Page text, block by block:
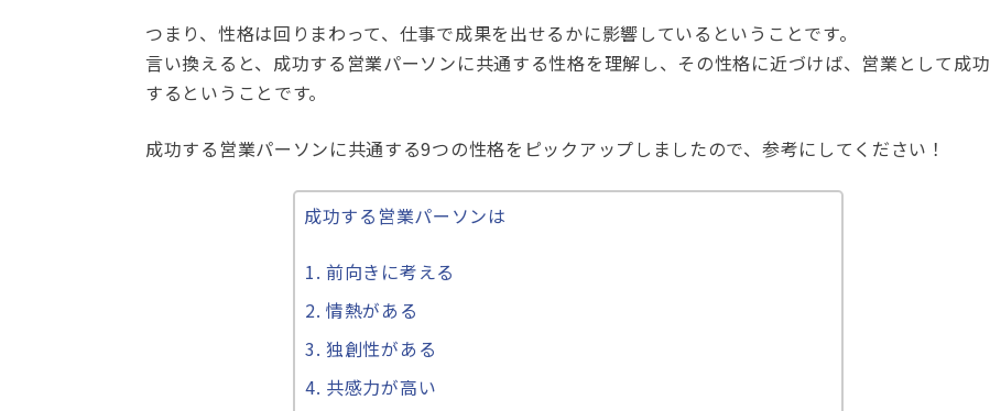
つまり、性格は回りまわって、仕事で成果を出せるかに影響しているということです。
言い換えると、成功する営業パーソンに共通する性格を理解し、その性格に近づけば、営業として成功
するということです。
成功する営業パーソンに共通する9つの性格をピックアップしましたので、参考にしてください！
成功する営業パーソンは
前向きに考える
情熱がある
独創性がある
共感力が高い